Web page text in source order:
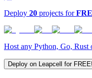
Deploy 20 projects for
Host any Python, Go, Rust
Deploy on Leapcell for FREE!